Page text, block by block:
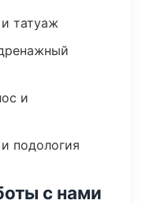
татуаж
и
подология
с нами